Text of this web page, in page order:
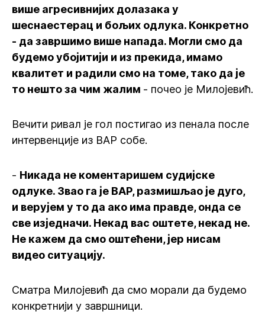
више агресивнијих долазака у
шеснаестерац и бољих одлука. Конкретно
- да завршимо више напада. Могли смо да
будемо убојитији и из прекида, имамо
квалитет и радили смо на томе, тако да је
то нешто за чим жалим - почео је Милојевић.
Вечити ривал је гол постигао из пенала после
интервенције из ВАР собе.
- Никада не коментаришем судијске
одлуке. Звао га је ВАР, размишљао је дуго,
и верујем у то да ако има правде, онда се
све изједначи. Некад вас оштете, некад не.
Не кажем да смо оштећени, јер нисам
видео ситуацију.
Сматра Милојевић да смо морали да будемо
конкретнији у завршници.